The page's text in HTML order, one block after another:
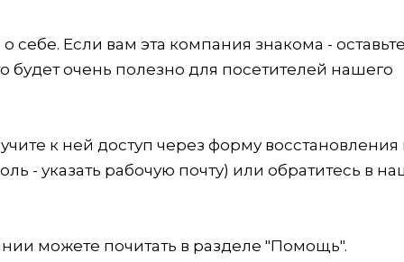
Если вам эта компания знакома -
будет очень полезно для посетителей нашего
к ней доступ через форму восстановления
- указать рабочую почту) или обратитесь в
можете почитать в разделе "Помощь".